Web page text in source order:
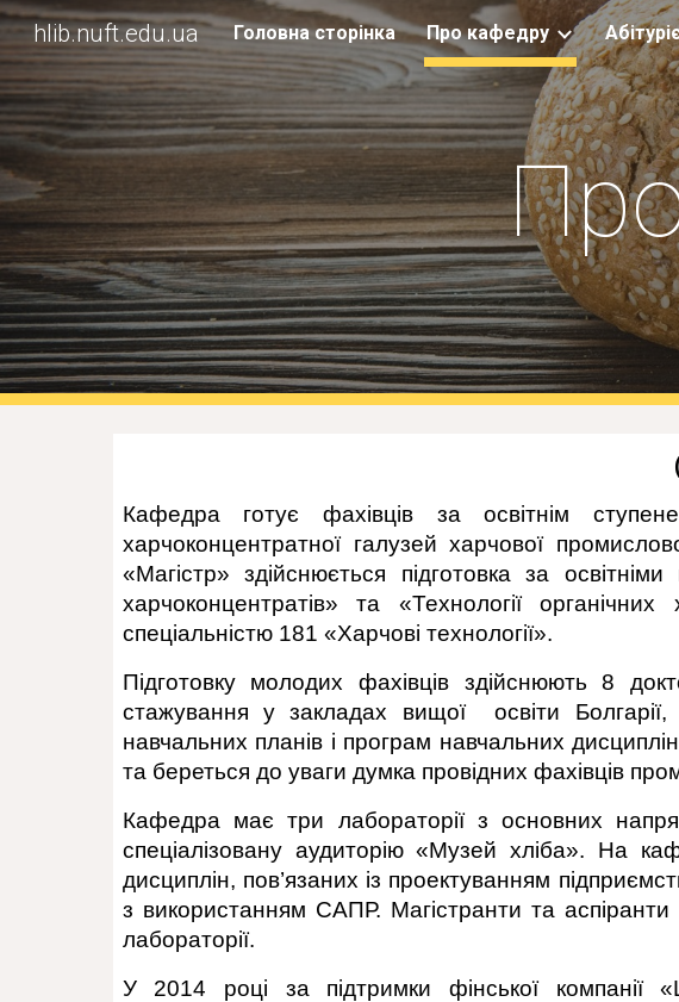
Skip to main
hlib.nuft.edu.ua Головна сторінка Про кафедру
Кафедра готує фахівців за освітнім
харчоконцентратної галузей харчової
«Магістр» здійснюється підготовка за
харчоконцентратів» та «Технології
спеціальністю 181 «Харчові технології».
Підготовку молодих фахівців здійснюють 8
стажування у закладах вищої освіти
навчальних планів і програм навчальних
та береться до уваги думка провідних фахівців
Кафедра має три лабораторії з основних
спеціалізовану аудиторію «Музей хліба». На
дисциплін, пов’язаних із проектуванням
з використанням САПР. Магістранти та
лабораторії.
У 2014 році за підтримки фінської компанії